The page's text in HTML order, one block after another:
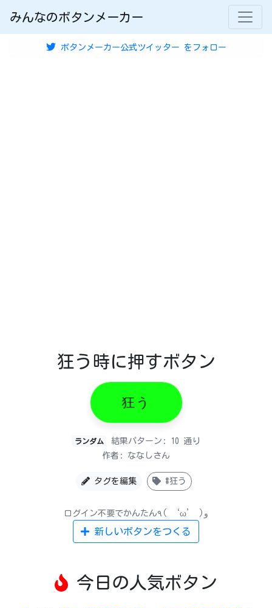
みんなのボタンメーカー
ボタンメーカー公式ツイッター をフォロー
狂う時に押すボタン
狂う
ランダム
結果パターン: 10 通り
作者: ななしさん
タグを編集 #狂う
ログイン不要でかんたん٩( ‘ω’ )و
新しいボタンをつくる
今日の人気ボタン